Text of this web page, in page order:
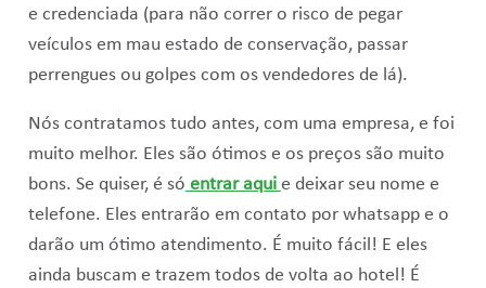
e credenciada (para não correr o risco de pegar
veículos em mau estado de conservação, passar
perrengues ou golpes com os vendedores de lá).
Nós contratamos tudo antes, com uma empresa, e foi
muito melhor. Eles são ótimos e os preços são muito
bons. Se quiser, é só entrar aqui e deixar seu nome e
telefone. Eles entrarão em contato por whatsapp e o
darão um ótimo atendimento. É muito fácil! E eles
ainda buscam e trazem todos de volta ao hotel! É